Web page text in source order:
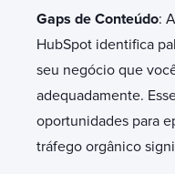
Gaps de Conteúdo:
HubSpot identifica
seu negócio que
adequadamente.
oportunidades para
tráfego orgânico